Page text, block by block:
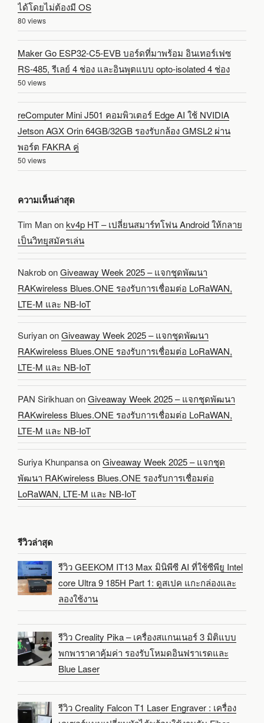
ได้โดยไม่ต้องมี OS
80 views
Maker Go ESP32-C5-EVB บอร์ดที่มาพร้อม อินเทอร์เฟซ
RS-485, รีเลย์ 4 ช่อง และอินพุตแบบ opto-isolated 4 ช่อง
50 views
reComputer Mini J501 คอมพิวเตอร์ Edge AI ใช้ NVIDIA
Jetson AGX Orin 64GB/32GB รองรับกล้อง GMSL2 ผ่าน
พอร์ต FAKRA คู่
50 views
ความเห็นล่าสุด
Tim Manonkv4p HT – เปลี่ยนสมาร์ทโฟน Android ให้กลาย
เป็นวิทยุสมัครเล่น
NakrobonGiveaway Week 2025 – แจกชุดพัฒนา
RAKwireless Blues.ONE รองรับการเชื่อมต่อ LoRaWAN,
LTE-M และ NB-IoT
SuriyanonGiveaway Week 2025 – แจกชุดพัฒนา
RAKwireless Blues.ONE รองรับการเชื่อมต่อ LoRaWAN,
LTE-M และ NB-IoT
PAN SirikhuanonGiveaway Week 2025 – แจกชุดพัฒนา
RAKwireless Blues.ONE รองรับการเชื่อมต่อ LoRaWAN,
LTE-M และ NB-IoT
Suriya KhunpansaonGiveaway Week 2025 – แจกชุด
พัฒนา RAKwireless Blues.ONE รองรับการเชื่อมต่อ
LoRaWAN, LTE-M และ NB-IoT
รีวิวล่าสุด
รีวิว GEEKOM IT13 Max มินิพีซี AI ที่ใช้ซีพียู Intel
core Ultra 9 185H Part 1: ดูสเปค แกะกล่องและ
ลองใช้งาน
รีวิว Creality Pika – เครื่องสแกนเนอร์ 3 มิติแบบ
พกพาราคาคุ้มค่า รองรับโหมดอินฟราเรดและ
Blue Laser
รีวิว Creality Falcon T1 Laser Engraver : เครื่อง